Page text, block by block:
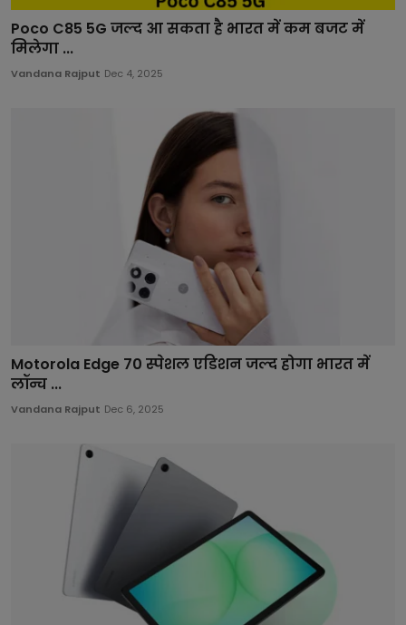
Poco C85 5G जल्द आ सकता है भारत में कम बजट में
मिलेगा ...
Vandana Rajput Dec 4, 2025
Motorola Edge 70 स्पेशल एडिशन जल्द होगा भारत में
लॉन्च ...
Vandana Rajput Dec 6, 2025